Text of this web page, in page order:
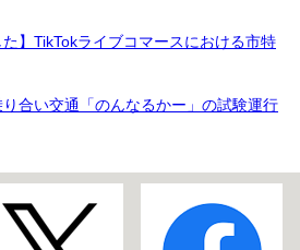
た】TikTokライブコマースにおける市特
合い交通「のんなるかー」の試験運行